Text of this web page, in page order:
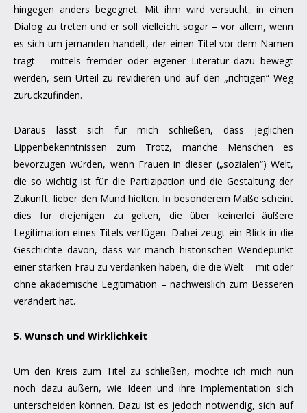
hingegen anders begegnet: Mit ihm wird versucht, in einen
Dialog zu treten und er soll vielleicht sogar – vor allem, wenn
es sich um jemanden handelt, der einen Titel vor dem Namen
trägt – mittels fremder oder eigener Literatur dazu bewegt
werden, sein Urteil zu revidieren und auf den „richtigen“ Weg
zurückzufinden.
Daraus lässt sich für mich schließen, dass jeglichen
Lippenbekenntnissen zum Trotz, manche Menschen es
bevorzugen würden, wenn Frauen in dieser („sozialen“) Welt,
die so wichtig ist für die Partizipation und die Gestaltung der
Zukunft, lieber den Mund hielten. In besonderem Maße scheint
dies für diejenigen zu gelten, die über keinerlei äußere
Legitimation eines Titels verfügen. Dabei zeugt ein Blick in die
Geschichte davon, dass wir manch historischen Wendepunkt
einer starken Frau zu verdanken haben, die die Welt – mit oder
ohne akademische Legitimation – nachweislich zum Besseren
verändert hat.
5. Wunsch und Wirklichkeit
Um den Kreis zum Titel zu schließen, möchte ich mich nun
noch dazu äußern, wie Ideen und ihre Implementation sich
unterscheiden können. Dazu ist es jedoch notwendig, sich auf